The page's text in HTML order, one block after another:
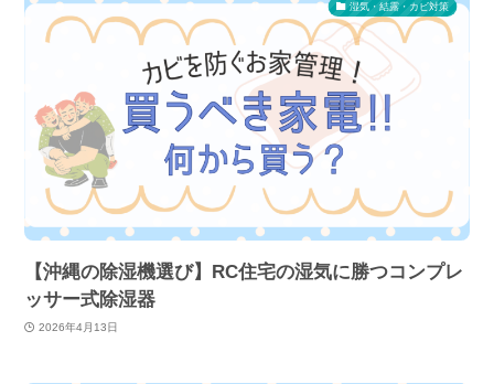
湿気・結露・カビ対策
【沖縄の除湿機選び】RC住宅の湿気に勝つコンプレ
ッサー式除湿器
2026年4月13日